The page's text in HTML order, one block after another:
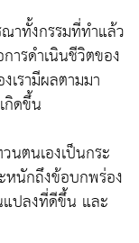
าทั้งกรรมที่ทำแล้ว
ารดำเนินชีวิตของ
เรามีผลตามมา
กิดขึ้น
นตนเองเป็นกระ
หนักถึงข้อบกพร่อง
แปลงที่ดีขึ้น และ